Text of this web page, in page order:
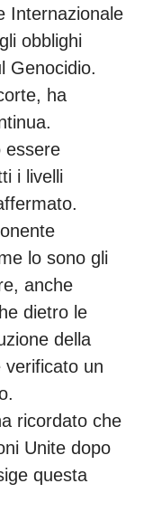
Internazionale
obblighi
Genocidio.
ha
essere
i livelli
lo sono gli
anche
dietro le
della
verificato un
ricordato che
Unite dopo
questa